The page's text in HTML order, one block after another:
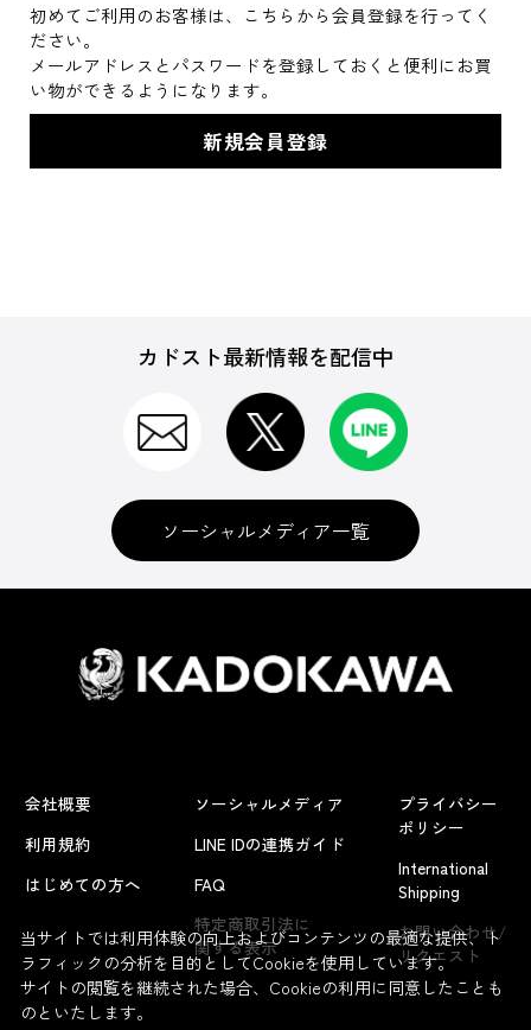
初めてご利用のお客様は、こちらから会員登録を行ってく
ださい。
メールアドレスとパスワードを登録しておくと便利にお買
い物ができるようになります。
カドスト最新情報を配信中
ソーシャルメディア一覧
会社概要
利用規約
はじめての方へ
ソーシャルメディア
LINE IDの連携ガイド
FAQ
特定商取引法に
関する表示
プライバシー
ポリシー
International
Shipping
お問い合わせ/
リクエスト
当サイトでは利用体験の向上およびコンテンツの最適な提供、ト
ラフィックの分析を目的としてCookieを使用しています。
サイトの閲覧を継続された場合、Cookieの利用に同意したことも
のといたします。